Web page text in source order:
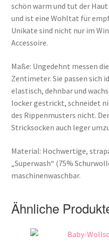
schön warm und tut der
und ist eine Wohltat für
Unikate sind nicht nur im
Accessoire.
Maße: Ungedehnt messen
Zentimeter. Sie passen sich
elastisch, dehnbar und
locker gestrickt, schneidet
des Rippenmusters nicht.
Stricksocken auch leger
Material: Hochwertige,
„Superwash“ (75%
maschinenwaschbar.
Ähnliche